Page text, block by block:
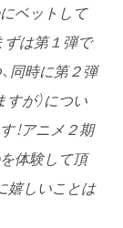
ベットして
ずは第１弾で
同時に第２弾
が）につい
！アニメ２期
体験して頂
嬉しいことは